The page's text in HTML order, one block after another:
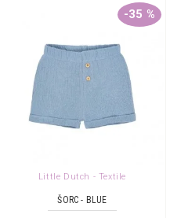
-35 %
Little Dutch - Textile
ŠORC - BLUE